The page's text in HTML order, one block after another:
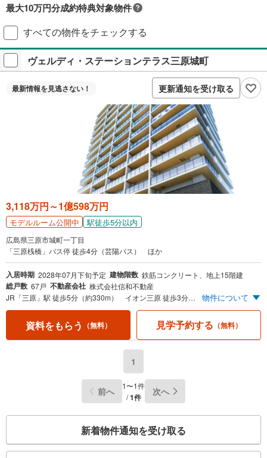
最大10万円分成約特典対象物件
対象の新築マンションご成約で最大10万円相当のPayPayポイント※もら
える！毎月先着2,000名様（成約報告順）ご成約後に契約書アップロード
＋アンケート回答が必要です。
プレゼントの詳細を見る
すべての物件をチェックする
ヴェルディ・ステーションテラス三原城町
最新情報を見逃さない！ 更新通知を受け取る
3,118万円～1億598万円
モデルルーム公開中 駅徒歩5分以内
広島県三原市城町一丁目
「三原桟橋」バス停 徒歩4分（芸陽バス） ほか
入居時期 2028年07月下旬予定 建物階数 鉄筋コンクリート、地上15階建
総戸数 67戸 不動産会社 株式会社信和不動産
JR「三原」駅 徒歩5分（約330m） イオン三原 徒歩3分（約230m） 生鮮壱番館 エブリイ三原店 徒歩3分（約220m） 全戸南向き 敷地内平面駐車場完備 全戸奥行最大約2.15m※ワイドバルコニー 最上階限定2邸プレミアムプラン ※壁芯寸法です。
物件について
資料をもらう （無料） 見学予約する （無料）
1
前へ
1〜1件
/1件 次へ
検
新着物件通知を受け取る